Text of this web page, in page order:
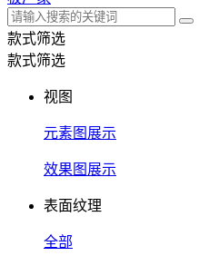
款式筛选
款式筛选
视图
元素图展示
效果图展示
表面纹理
全部